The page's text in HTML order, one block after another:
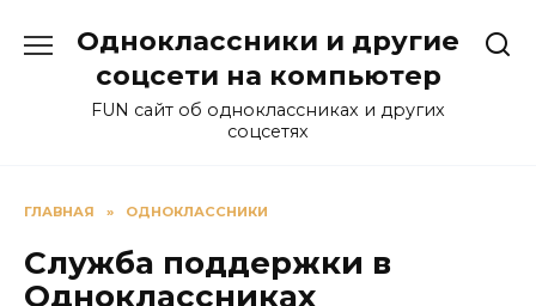
содержанию
Одноклассники и другие
соцсети на компьютер
FUN сайт об одноклассниках и других
соцсетях
ГЛАВНАЯ » ОДНОКЛАССНИКИ
Служба поддержки в
Одноклассниках